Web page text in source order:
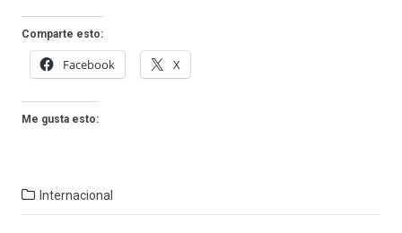
Comparte esto:
Facebook X
Me gusta esto:
Internacional